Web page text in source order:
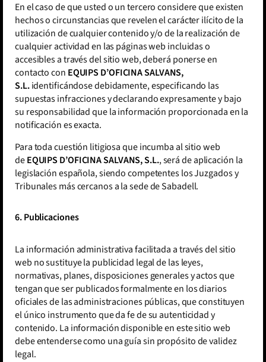
En el caso de que usted o un tercero considere que existen
hechos o circunstancias que revelen el carácter ilícito de la
utilización de cualquier contenido y/o de la realización de
cualquier actividad en las páginas web incluidas o
accesibles a través del sitio web, deberá ponerse en
contacto con EQUIPS D’OFICINA SALVANS,
S.L.identificándose debidamente, especificando las
supuestas infracciones y declarando expresamente y bajo
su responsabilidad que la información proporcionada en la
notificación es exacta.
Para toda cuestión litigiosa que incumba al sitio web
deEQUIPS D’OFICINA SALVANS, S.L., será de aplicación la
legislación española, siendo competentes los Juzgados y
Tribunales más cercanos a la sede de Sabadell.
6.Publicaciones
La información administrativa facilitada a través del sitio
web no sustituye la publicidad legal de las leyes,
normativas, planes, disposiciones generales y actos que
tengan que ser publicados formalmente en los diarios
oficiales de las administraciones públicas, que constituyen
el único instrumento que da fe de su autenticidad y
contenido. La información disponible en este sitio web
debe entenderse como una guía sin propósito de validez
legal.